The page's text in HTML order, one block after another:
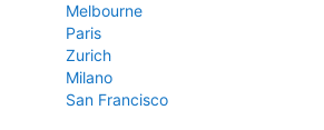
Melbourne
Paris
Zurich
Milano
San Francisco